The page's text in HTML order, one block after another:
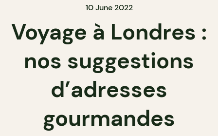
10 June 2022
Voyage à Londres :
nos suggestions
d’adresses
gourmandes